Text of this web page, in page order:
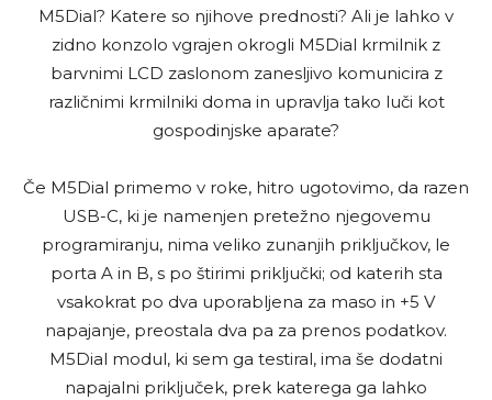
M5Dial? Katere so njihove prednosti? Ali je lahko v
zidno konzolo vgrajen okrogli M5Dial krmilnik z
barvnimi LCD zaslonom zanesljivo komunicira z
različnimi krmilniki doma in upravlja tako luči kot
gospodinjske aparate?
Če M5Dial primemo v roke, hitro ugotovimo, da razen
USB-C, ki je namenjen pretežno njegovemu
programiranju, nima veliko zunanjih priključkov, le
porta A in B, s po štirimi priključki; od katerih sta
vsakokrat po dva uporabljena za maso in +5 V
napajanje, preostala dva pa za prenos podatkov.
M5Dial modul, ki sem ga testiral, ima še dodatni
napajalni priključek, prek katerega ga lahko